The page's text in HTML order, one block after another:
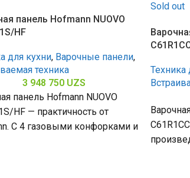
панель Hofmann NUOVO
HF
для кухни, Варочные панели,
техника
3 948 750 UZS
панель Hofmann NUOVO
HF — практичность от
С 4 газовыми конфорками и
Sold out
Техника